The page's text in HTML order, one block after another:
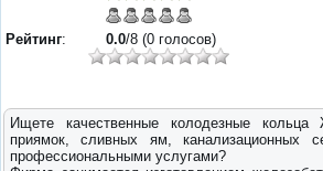
Рейтинг: 0.0/8 (0 голосов)
Ищете качественные колодезные
приямок, сливных ям, канализационных
профессиональными услугами?